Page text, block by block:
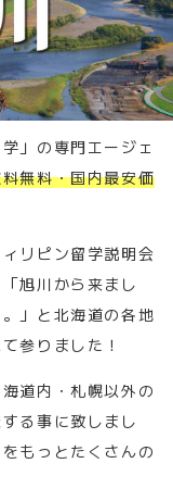
」の専門エージェ
無料・国内最安価
リピン留学説明会
旭川から来まし
」と北海道の各地
参りました！
道内・札幌以外の
る事に致しまし
もっとたくさんの